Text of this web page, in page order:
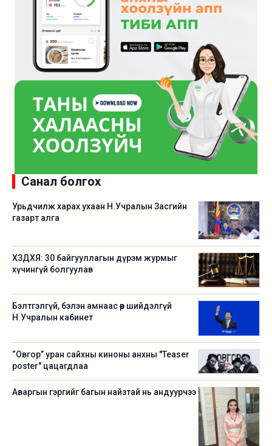
Санал болгох
Урьдчилж харах ухаан Н.Учралын Засгийн
газарт алга
ХЗДХЯ: 30 байгууллагын дүрэм журмыг
хүчингүй болгуулав
Бэлтгэлгүй, бэлэн амнаас өөр шийдэлгүй
Н.Учралын кабинет
“Овгор” уран сайхны киноны анхны "Teaser
poster" цацагдлаа
Аваргын гэргийг багын найзтай нь андуурчээ